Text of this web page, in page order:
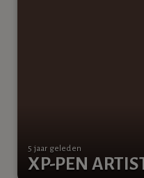
XP-PEN
5 jaar geleden